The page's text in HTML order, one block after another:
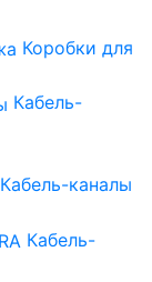
Коробки для
Кабель-
Кабель-каналы
Кабель-